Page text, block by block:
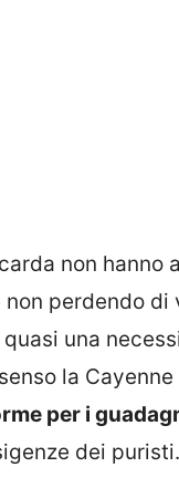
non
perdendo di
una
la
per i
dei puristi.